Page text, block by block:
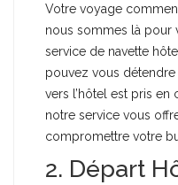
Votre voyage
nous sommes là pour
service de navette
pouvez vous
vers l’hôtel est pris en
notre service vous
compromettre votre
2. Départ